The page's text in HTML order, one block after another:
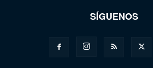
SÍGUENOS